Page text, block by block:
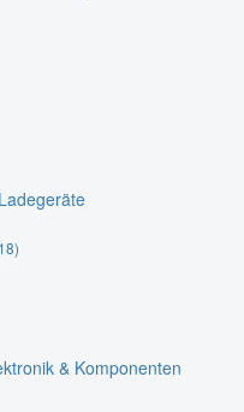
& Komponenten